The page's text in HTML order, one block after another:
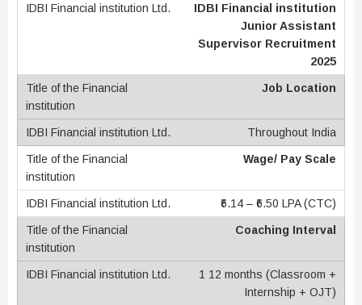
IDBI Financial institution
Junior Assistant
Supervisor Recruitment
2025
Job Location
Throughout India
Wage/ Pay Scale
₹6.14 – ₹6.50 LPA (CTC)
Coaching Interval
1 12 months (Classroom +
Internship + OJT)